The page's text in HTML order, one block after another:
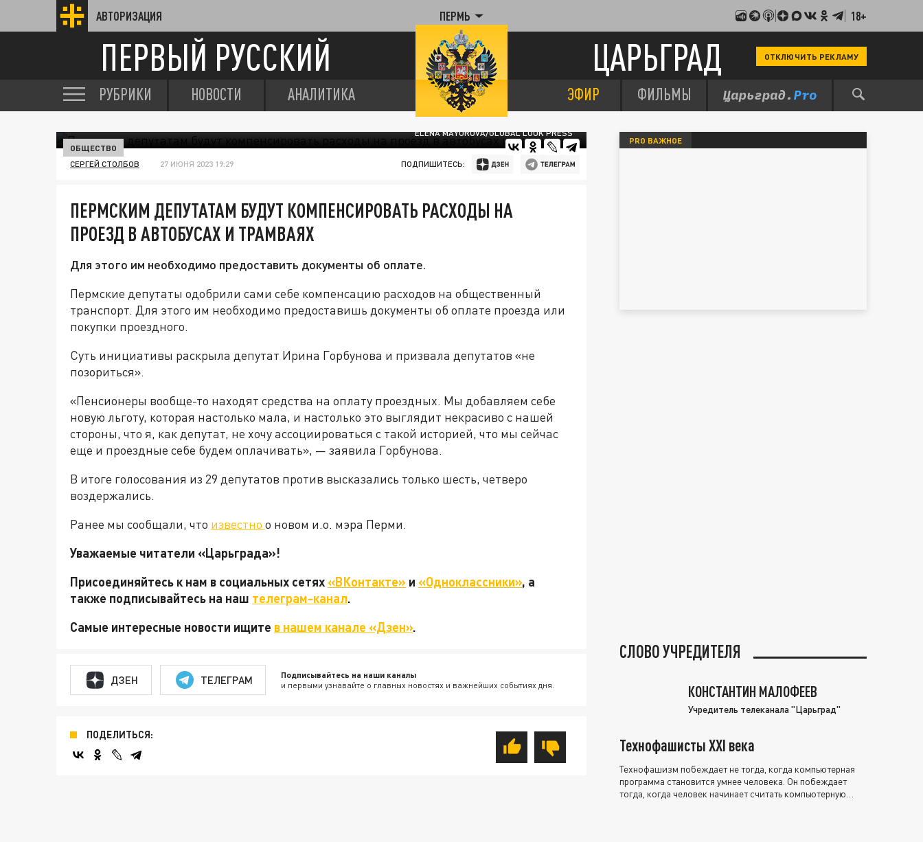
АВТОРИЗАЦИЯ ПЕРМЬ 18+
ПЕРВЫЙ РУССКИЙ ЦАРЬГРАД ОТКЛЮЧИТЬ РЕКЛАМУ
РУБРИКИ НОВОСТИ АНАЛИТИКА ЭФИР ФИЛЬМЫ
ELENA MAYOROVA/GLOBAL LOOK PRESS
ОБЩЕСТВО
СЕРГЕЙ СТОЛБОВ 27 ИЮНЯ 2023 19:29 ПОДПИШИТЕСЬ:
ПЕРМСКИМ ДЕПУТАТАМ БУДУТ КОМПЕНСИРОВАТЬ РАСХОДЫ НА
ПРОЕЗД В АВТОБУСАХ И ТРАМВАЯХ
Для этого им необходимо предоставить документы об оплате.
Пермские депутаты одобрили сами себе компенсацию расходов на общественный
транспорт. Для этого им необходимо предоставишь документы об оплате проезда или
покупки проездного.
Суть инициативы раскрыла депутат Ирина Горбунова и призвала депутатов «не
позориться».
«Пенсионеры вообще-то находят средства на оплату проездных. Мы добавляем себе
новую льготу, которая настолько мала, и настолько это выглядит некрасиво с нашей
стороны, что я, как депутат, не хочу ассоциироваться с такой историей, что мы сейчас
еще и проездные себе будем оплачивать», — заявила Горбунова.
В итоге голосования из 29 депутатов против высказались только шесть, четверо
воздержались.
Ранее мы сообщали, что известно о новом и.о. мэра Перми.
Уважаемые читатели «Царьграда»!
Присоединяйтесь к нам в социальных сетях«ВКонтакте» и «Одноклассники», а
также подписывайтесь на наш телеграм-канал.
Самые интересные новости ищите в нашем канале «Дзен».
ДЗЕН ТЕЛЕГРАМ Подписывайтесь на наши каналы
и первыми узнавайте о главных новостях и важнейших событиях дня.
ПОДЕЛИТЬСЯ:
PRO ВАЖНОЕ
СЛОВО УЧРЕДИТЕЛЯ
КОНСТАНТИН МАЛОФЕЕВ
Учредитель телеканала "Царьград"
Технофашисты XXI века
Технофашизм побеждает не тогда, когда компьютерная
программа становится умнее человека. Он побеждает
тогда, когда человек начинает считать компьютерную